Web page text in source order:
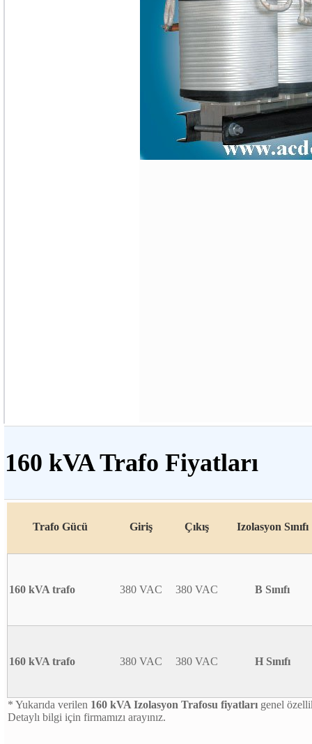
160 kVA Trafo Fiyatları
Trafo Gücü Giriş Çıkış Izolasyon Sınıfı
160 kVA trafo 380 VAC 380 VAC B Sınıfı
160 kVA trafo 380 VAC 380 VAC H Sınıfı
* Yukarıda verilen 160 kVA Izolasyon Trafosu fiyatları genel
Detaylı bilgi için firmamızı arayınız.